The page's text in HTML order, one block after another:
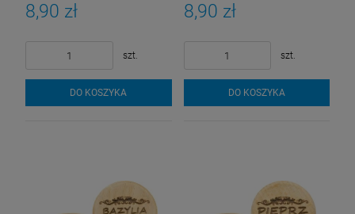
8,90 zł
szt.
DO KOSZYKA
8,90 zł
szt.
DO KOSZYKA